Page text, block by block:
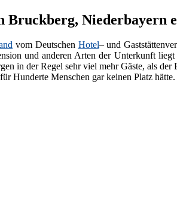
Bruckberg, Niederbayern
vom Deutschen Hotel– und
und anderen Arten der Unterkunft
in der Regel sehr viel mehr Gäste, als
Hunderte Menschen gar keinen Platz